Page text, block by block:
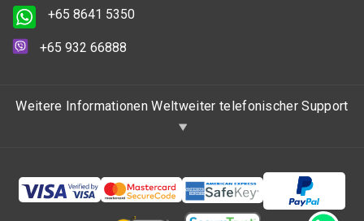
+65 8641 5350
+65 932 66888
Weitere Informationen Weltweiter telefonischer Support